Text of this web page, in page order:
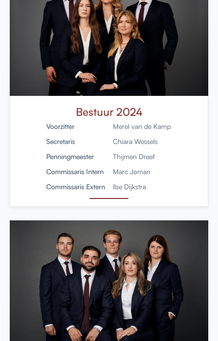
Bestuur 2024
Voorzitter
Merel van de Kamp
Secretaris
Chiara Wessels
Penningmeester
Thijmen Dreef
Commissaris Intern
Marc Joman
Commissaris Extern
Ilse Dijkstra